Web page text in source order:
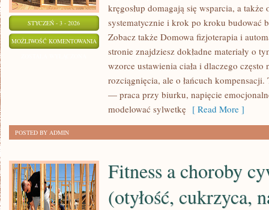
STYCZEŃ - 3 - 2026
MOŻLIWOŚĆ KOMENTOWANIA ZDROWIE
MĘŻCZYZN
kręgosłup domagają się wsparcia, a także
systematycznie i krok po kroku budować
Zobacz także Domowa fizjoterapia i
stronie znajdziesz dokładne materiały o
wzorce ustawienia ciała i dlaczego
rozciągnięcia, ale o łańcuch
— praca przy biurku, napięcie
modelować sylwetkę [ Read More ]
POSTED BY ADMIN
Fitness a choroby
(otyłość, cukrzyca,